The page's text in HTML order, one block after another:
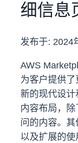
细信息
发布于: 2024
AWS
为客户提供
新的现代设
内容布局，
问的内容。其
以及扩展的使